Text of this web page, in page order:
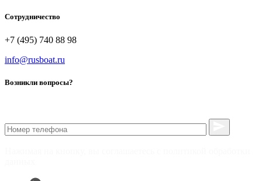
Сотрудничество
+7 (495) 740 88 98
info@rusboat.ru
Возникли вопросы?